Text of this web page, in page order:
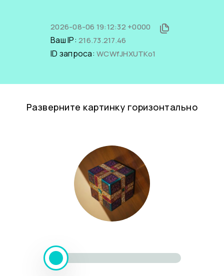
2026-08-06 19:12:32 +0000
Ваш IP: 216.73.217.46
ID запроса: WCWfJHXUTKo1
Разверните картинку горизонтально